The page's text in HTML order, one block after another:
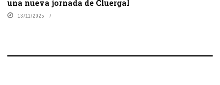
una nueva jornada de Cluergal
13/11/2025